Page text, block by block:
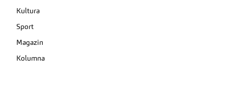
Kultura
Sport
Magazin
Kolumna